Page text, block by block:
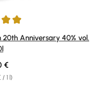
20th Anniversary 40% vol.
1 l)
price:
€